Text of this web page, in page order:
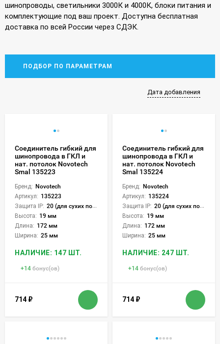
шинопроводы, светильники 3000К и 4000К, блоки питания и
комплектующие под ваш проект. Доступна бесплатная
доставка по всей России через СДЭК.
ПОДБОР ПО ПАРАМЕТРАМ
Дата добавления
Соединитель гибкий для
шинопровода в ГКЛ и
нат. потолок Novotech
Smal 135223
Бренд: Novotech
Артикул: 135223
Защита IP: 20 (для сухих пом.)
Высота: 19 мм
Длина: 172 мм
Ширина: 25 мм
НАЛИЧИЕ: 147 ШТ.
+14 бонус(ов)
714 ₽
Соединитель гибкий для
шинопровода в ГКЛ и
нат. потолок Novotech
Smal 135224
Бренд: Novotech
Артикул: 135224
Защита IP: 20 (для сухих пом.)
Высота: 19 мм
Длина: 172 мм
Ширина: 25 мм
НАЛИЧИЕ: 247 ШТ.
+14 бонус(ов)
714 ₽